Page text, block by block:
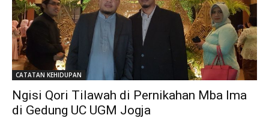
CATATAN KEHIDUPAN
Ngisi Qori Tilawah di Pernikahan Mba Ima
di Gedung UC UGM Jogja